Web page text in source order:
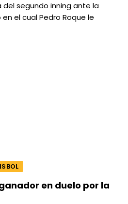
segundo inning ante la
el cual Pedro Roque le
en duelo por la